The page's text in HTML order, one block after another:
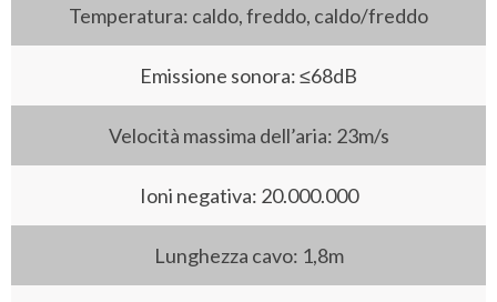
Temperatura: caldo, freddo, caldo/freddo
Emissione sonora: ≤68dB
Velocità massima dell’aria: 23m/s
Ioni negativa: 20.000.000
Lunghezza cavo: 1,8m